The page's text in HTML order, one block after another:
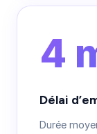
4
Délai
Durée